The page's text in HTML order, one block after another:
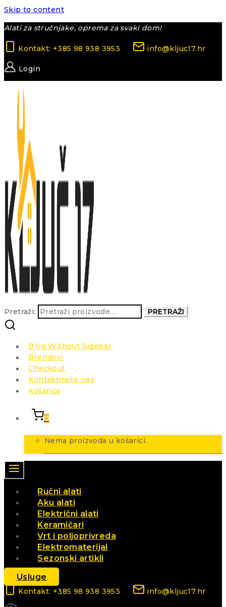
Skip to content
Alati za stručnjake, oprema za svaki dom!
Kontakt: +385 98 938 3953 info@kljuc17.hr
Login
Pretraži: PRETRAŽI
Blog Without Sidebar
Brendovi
Checkout
Kontaktirajte nas
Košarica
0
Nema proizvoda u košarici.
Ručni alati
Aku alati
Električni alati
Keramičari
Vrt i poljoprivreda
Elektromaterijal
Sezonski artikli
Usluge
Kontakt: +385 98 938 3953 info@kljuc17.hr